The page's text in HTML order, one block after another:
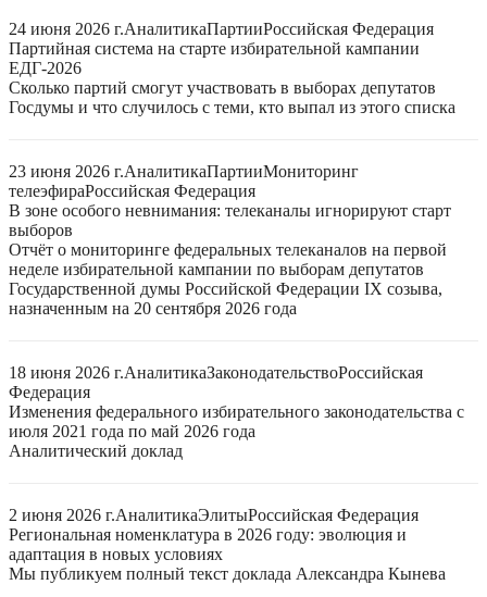
24 июня 2026 г.АналитикаПартииРоссийская Федерация
Партийная система на старте избирательной кампании
ЕДГ-2026
Сколько партий смогут участвовать в выборах депутатов
Госдумы и что случилось с теми, кто выпал из этого списка
23 июня 2026 г.АналитикаПартииМониторинг
телеэфираРоссийская Федерация
В зоне особого невнимания: телеканалы игнорируют старт
выборов
Отчёт о мониторинге федеральных телеканалов на первой
неделе избирательной кампании по выборам депутатов
Государственной думы Российской Федерации IX созыва,
назначенным на 20 сентября 2026 года
18 июня 2026 г.АналитикаЗаконодательствоРоссийская
Федерация
Изменения федерального избирательного законодательства с
июля 2021 года по май 2026 года
Аналитический доклад
2 июня 2026 г.АналитикаЭлитыРоссийская Федерация
Региональная номенклатура в 2026 году: эволюция и
адаптация в новых условиях
Мы публикуем полный текст доклада Александра Кынева